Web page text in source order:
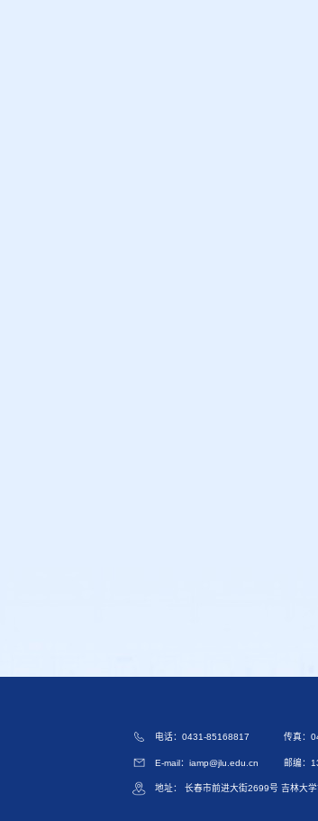
电话：0431-85168817 传真：
E-mail：iamp@jlu.edu.cn 邮编：
地址： 长春市前进大街2699号 吉林大